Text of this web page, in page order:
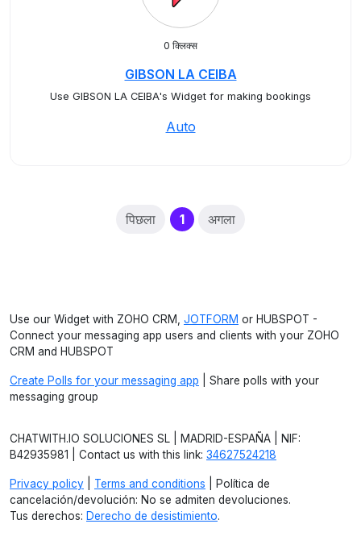
0 क्लिक्स
GIBSON LA CEIBA
Use GIBSON LA CEIBA's Widget for making bookings
Auto
पिछला 1(current)
अगला
Use our Widget with ZOHO CRM, JOTFORM or HUBSPOT -
Connect your messaging app users and clients with your ZOHO
CRM and HUBSPOT
Create Polls for your messaging app | Share polls with your
messaging group
CHATWITH.IO SOLUCIONES SL | MADRID-ESPAÑA | NIF:
B42935981 | Contact us with this link: 34627524218
Privacy policy Terms and conditions | Política de
cancelación/devolución: No se admiten devoluciones.
Tus derechos: Derecho de desistimiento.